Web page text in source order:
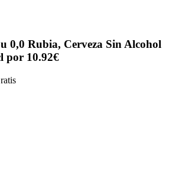
0,0 Rubia, Cerveza Sin Alcohol
por 10.92€